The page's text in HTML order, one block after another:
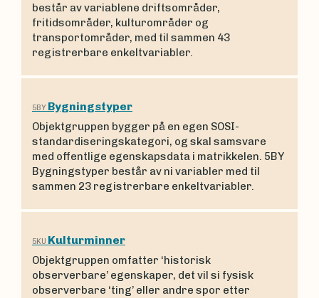
består av variablene driftsområder,
fritidsområder, kulturområder og
transportområder, med til sammen 43
registrerbare enkeltvariabler.
5BY Bygningstyper
Objektgruppen bygger på en egen SOSI-
standardiseringskategori, og skal samsvare
med offentlige egenskapsdata i matrikkelen. 5BY
Bygningstyper består av ni variabler med til
sammen 23 registrerbare enkeltvariabler.
5KU Kulturminner
Objektgruppen omfatter ‘historisk
observerbare’ egenskaper, det vil si fysisk
observerbare ‘ting’ eller andre spor etter